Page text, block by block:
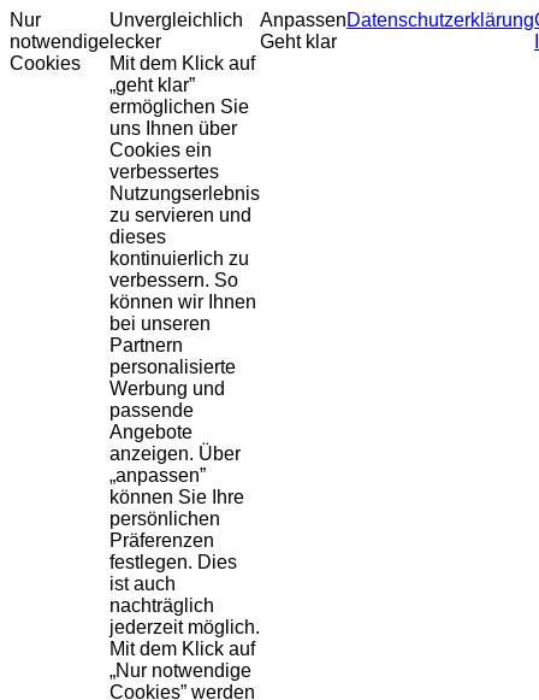
Nur
notwendige
Cookies
Unvergleichlich
lecker
Mit dem Klick auf
„geht klar”
ermöglichen Sie
uns Ihnen über
Cookies ein
verbessertes
Nutzungserlebnis
zu servieren und
dieses
kontinuierlich zu
verbessern. So
können wir Ihnen
bei unseren
Partnern
personalisierte
Werbung und
passende
Angebote
anzeigen. Über
„anpassen”
können Sie Ihre
persönlichen
Präferenzen
festlegen. Dies
ist auch
nachträglich
jederzeit möglich.
Mit dem Klick auf
„Nur notwendige
Cookies” werden
Anpassen
Geht klar
Datenschutzerklärung